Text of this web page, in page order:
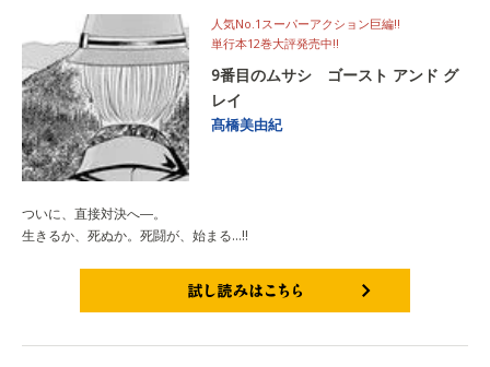
人気No.1スーパーアクション巨編!!
単行本12巻大評発売中!!
9番目のムサシ ゴースト アンド グ
レイ
髙橋美由紀
ついに、直接対決へ―。
生きるか、死ぬか。死闘が、始まる…!!